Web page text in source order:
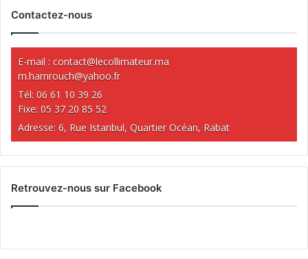
Contactez-nous
E-mail : contact@lecollimateur.ma
m.hamrouch@yahoo.fr
Tél: 06 61 10 39 26
Fixe: 05 37 20 85 52
Adresse: 6, Rue Istanbul, Quartier Océan, Rabat
Retrouvez-nous sur Facebook